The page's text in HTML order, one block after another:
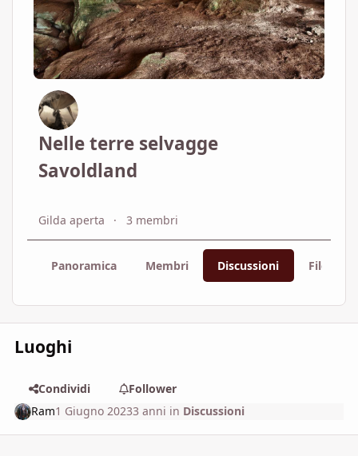
Nelle terre selvagge
Savoldland
Gilda aperta 3 membri
Panoramica Membri Discussioni File
Luoghi
Condividi
Follower
Ram1 Giugno 20233 anni in Discussioni